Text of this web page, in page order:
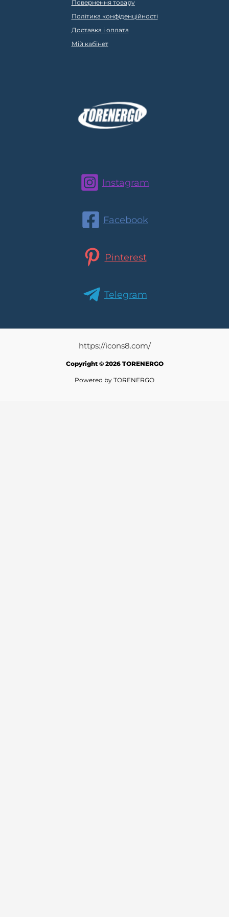
Повернення товару
Політика конфіденційності
Доставка і оплата
Мій кабінет
Instagram
Facebook
Pinterest
Telegram
https://icons8.com/
Copyright © 2026 TORENERGO
Powered by TORENERGO